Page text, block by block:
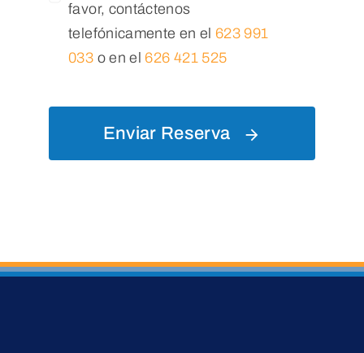
favor, contáctenos
telefónicamente en el623 991
033 o en el626 421 525
Enviar Reserva